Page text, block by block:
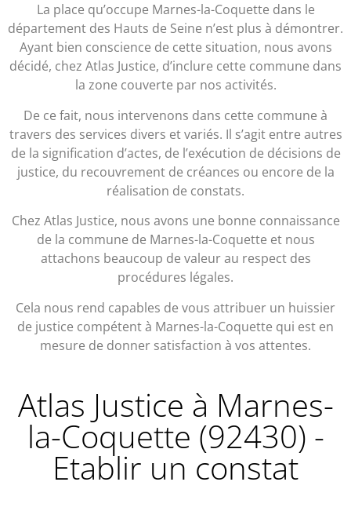
La place qu’occupe Marnes-la-Coquette dans le
département des Hauts de Seine n’est plus à démontrer.
Ayant bien conscience de cette situation, nous avons
décidé, chez Atlas Justice, d’inclure cette commune dans
la zone couverte par nos activités.
De ce fait, nous intervenons dans cette commune à
travers des services divers et variés. Il s’agit entre autres
de la signification d’actes, de l’exécution de décisions de
justice, du recouvrement de créances ou encore de la
réalisation de constats.
Chez Atlas Justice, nous avons une bonne connaissance
de la commune de Marnes-la-Coquette et nous
attachons beaucoup de valeur au respect des
procédures légales.
Cela nous rend capables de vous attribuer un huissier
de justice compétent à Marnes-la-Coquette qui est en
mesure de donner satisfaction à vos attentes.
Atlas Justice à Marnes-
la-Coquette (92430) -
Etablir un constat